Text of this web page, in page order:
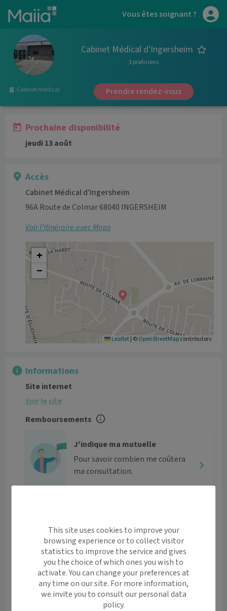
Aller au contenu principal Vous êtes soignant ?
Cabinet Médical d'Ingersheim
3 praticiens
Cabinet médical Prendre rendez-vous
Prochaine disponibilité
jeudi 13 août
Accès
Cabinet Médical d'Ingersheim
96A Route de Colmar 68040 INGERSHEIM
Voir l’itinéraire avec Maps
+
−
Leaflet| ©OpenStreetMapcontributors
Informations
Site internet
Voir le site
Remboursements
J'indique ma mutuelle
Pour savoir combien me coûtera
ma consultation.
Horaires et contact
08:30 - 12:00 / 14:00 - 17:30
Mardi
08:30 - 14:00 / 14:00 - 17:30
Mercredi
08:30 - 12:00 / 14:00 - 17:30
Jeudi
08:30 - 14:00 / 14:00 - 17:30
Vendredi
08:30 - 12:00 / 14:00 - 17:30
09:00 - 11:00
This site uses cookies to improve your
browsing experience or to collect visitor
statistics to improve the service and gives
you the choice of which ones you wish to
activate. You can change your preferences at
any time on our site. For more information,
we invite you to consult our personal data
policy.